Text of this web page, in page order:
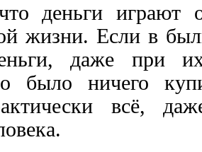
деньги играют
жизни. Если в
даже при
было ничего
всё,